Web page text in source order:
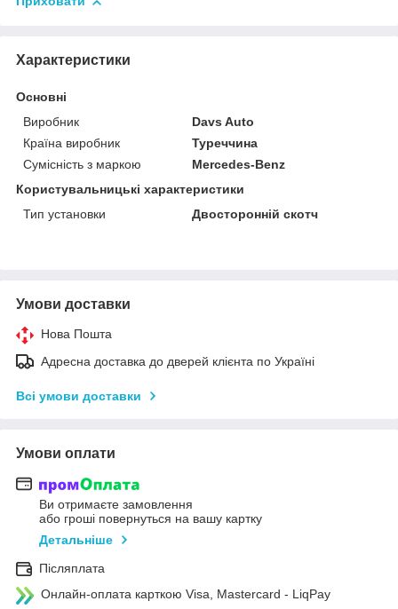
Характеристики
Основні
Виробник
Davs Auto
Країна виробник
Туреччина
Сумісність з маркою
Mercedes-Benz
Користувальницькі характеристики
Тип установки
Двосторонній скотч
Умови доставки
Нова Пошта
Адресна доставка до дверей клієнта по Україні
Всі умови доставки
Умови оплати
Ви отримаєте замовлення
або гроші повернуться на вашу картку
Детальніше
Післяплата
Онлайн-оплата карткою Visa, Mastercard - LiqPay